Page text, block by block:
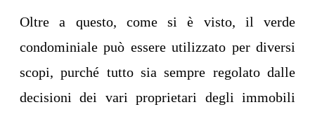
Oltre a questo, come si è visto, il verde
condominiale può essere utilizzato per diversi
scopi, purché tutto sia sempre regolato dalle
decisioni dei vari proprietari degli immobili